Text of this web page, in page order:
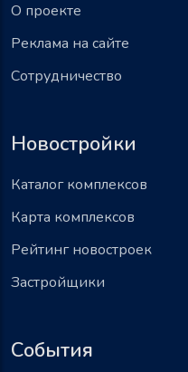
О проекте
Реклама на сайте
Сотрудничество
Новостройки
Каталог комплексов
Карта комплексов
Рейтинг новостроек
Застройщики
События